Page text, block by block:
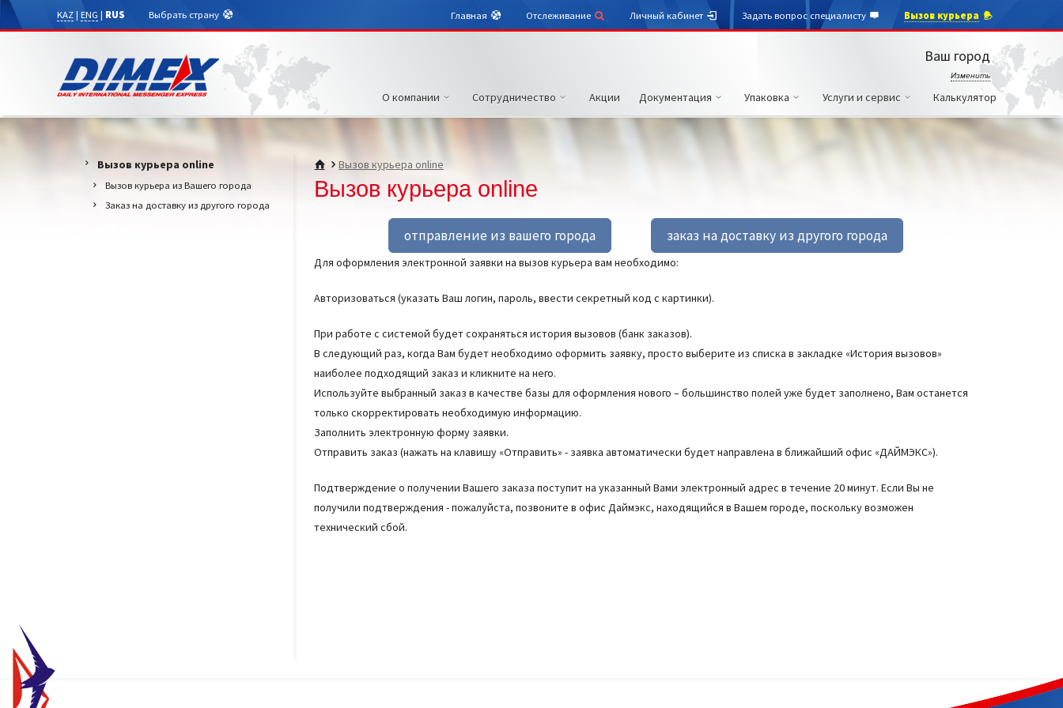
KAZ | ENG | RUS Выбрать страну Главная Отслеживание Личный кабинет Задать вопрос специалисту Вызов курьера
Ваш город
Изменить
О компании Сотрудничество Акции Документация Упаковка Услуги и сервис Калькулятор
Вызов курьера online
Вызов курьера online
отправление из вашего города заказ на доставку из другого города
Для оформления электронной заявки на вызов курьера вам необходимо:
Авторизоваться (указать Ваш логин, пароль, ввести секретный код с картинки).
При работе с системой будет сохраняться история вызовов (банк заказов).
В следующий раз, когда Вам будет необходимо оформить заявку, просто выберите из списка в закладке «История вызовов»
наиболее подходящий заказ и кликните на него.
Используйте выбранный заказ в качестве базы для оформления нового – большинство полей уже будет заполнено, Вам останется
только скорректировать необходимую информацию.
Заполнить электронную форму заявки.
Отправить заказ (нажать на клавишу «Отправить» - заявка автоматически будет направлена в ближайший офис «ДАЙМЭКС»).
Подтверждение о получении Вашего заказа поступит на указанный Вами электронный адрес в течение 20 минут. Если Вы не
получили подтверждения - пожалуйста, позвоните в офис Даймэкс, находящийся в Вашем городе, поскольку возможен
технический сбой.
Вызов курьера online
Вызов курьера из Вашего города
Заказ на доставку из другого города